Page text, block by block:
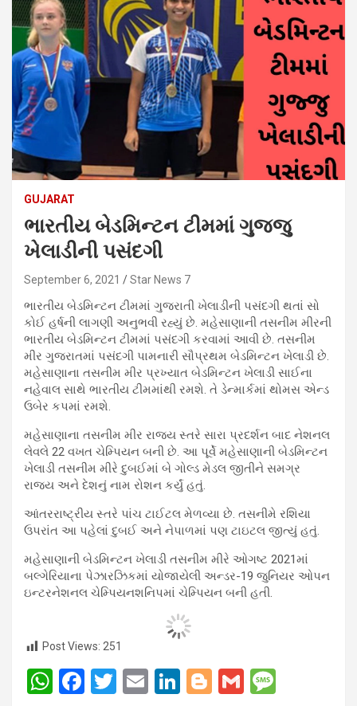
GUJARAT
ભારતીય બેડમિન્ટન ટીમમાં ગુજ્જુ
ખેલાડીની પસંદગી
September 6, 2021 Star News 7
ભારતીય બેડમિન્ટન ટીમમાં ગુજરાતી ખેલાડીની પસંદગી થતાં સો
કોઈ હર્ષની લાગણી અનુભવી રહ્યું છે. મહેસાણાની તસનીમ મીરની
ભારતીય બેડમિન્ટન ટીમમાં પસંદગી કરવામાં આવી છે. તસનીમ
મીર ગુજરાતમાં પસંદગી પામનારી સૌપ્રથમ બેડમિન્ટન ખેલાડી છે.
મહેસાણાના તસનીમ મીર પ્રખ્યાત બેડમિન્ટન ખેલાડી સાઈના
નહેવાલ સાથે ભારતીય ટીમમાંથી રમશે. તે ડેન્માર્કમાં થોમસ એન્ડ
ઉબેર કપમાં રમશે.
મહેસાણાના તસનીમ મીર રાજ્ય સ્તરે સારા પ્રદર્શન બાદ નેશનલ
લેવલે 22 વખત ચેમ્પિયન બની છે. આ પૂર્વે મહેસાણાની બેડમિન્ટન
ખેલાડી તસનીમ મીરે દુબઈમાં બે ગોલ્ડ મેડલ જીતીને સમગ્ર
રાજ્ય અને દેશનું નામ રોશન કર્યું હતું.
આંતરરાષ્ટ્રીય સ્તરે પાંચ ટાઈટલ મેળવ્યા છે. તસનીમે રશિયા
ઉપરાંત આ પહેલાં દુબઈ અને નેપાળમાં પણ ટાઇટલ જીત્યું હતું.
મહેસાણાની બેડમિન્ટન ખેલાડી તસનીમ મીરે ઓગષ્ટ 2021માં
બલ્ગેરિયાના પેઝારઝિકમાં યોજાયેલી અન્ડર-19 જુનિયર ઓપન
ઇન્ટરનેશનલ ચેમ્પિયનશનિપમાં ચેમ્પિયન બની હતી.
Post Views: 251
W F
T
E
Li
Bl G